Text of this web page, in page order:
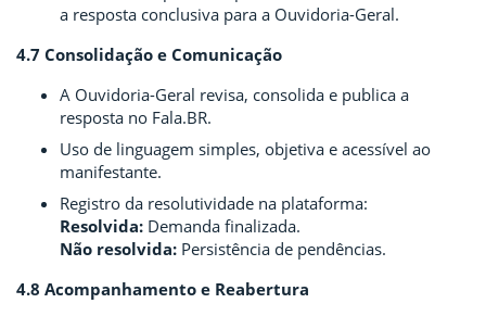
a resposta conclusiva para a Ouvidoria-Geral.
4.7 Consolidação e Comunicação
A Ouvidoria-Geral revisa, consolida e publica a
resposta no Fala.BR.
Uso de linguagem simples, objetiva e acessível ao
manifestante.
Registro da resolutividade na plataforma:
Resolvida: Demanda finalizada.
Não resolvida: Persistência de pendências.
4.8 Acompanhamento e Reabertura